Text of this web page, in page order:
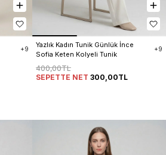
+9
Yazlık Kadın Tunik Günlük İnce
Sofia Keten Kolyeli Tunik
+9
400,00TL
SEPETTE NET 300,00TL